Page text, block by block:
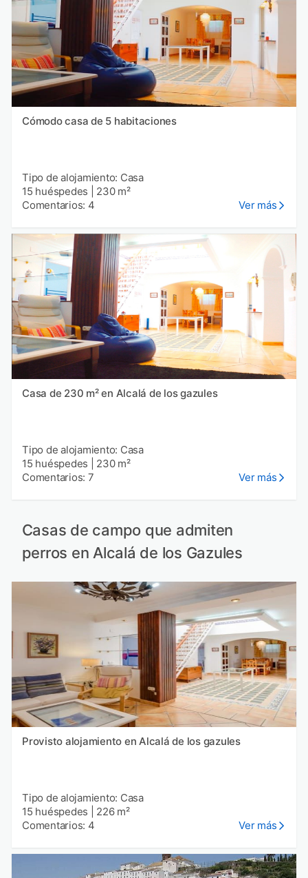
Cómodo casa de 5 habitaciones
Tipo de alojamiento: Casa
15 huéspedes
230 m²
Comentarios: 4
Ver más
Casa de 230 m² en Alcalá de los gazules
Tipo de alojamiento: Casa
15 huéspedes
230 m²
Comentarios: 7
Ver más
Casas de campo que admiten
perros en Alcalá de los Gazules
Provisto alojamiento en Alcalá de los gazules
Tipo de alojamiento: Casa
15 huéspedes
226 m²
Comentarios: 4
Ver más